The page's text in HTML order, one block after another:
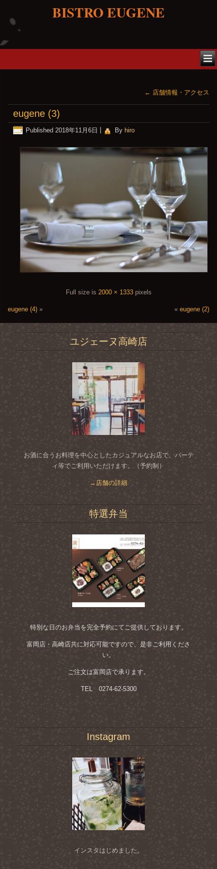
BISTRO EUGENE
← 店舗情報・アクセス
eugene (3)
Published 2018年11月6日 By hiro
Full size is 2000 × 1333pixels
eugene (4) » « eugene (2)
ユジェーヌ高崎店
お酒に合うお料理を中心としたカジュアルなお店で、パーテ
ィ等でご利用いただけます。（予約制）
→店舗の詳細
特選弁当
特別な日のお弁当を完全予約にてご提供しております。
富岡店・高崎店共に対応可能ですので、是非ご利用くださ
い。
ご注文は富岡店で承ります。
TEL 0274-62-5300
Instagram
インスタはじめました。